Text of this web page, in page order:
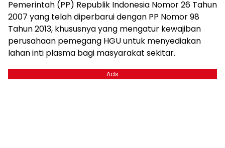
Pemerintah (PP) Republik Indonesia Nomor 26 Tahun
2007 yang telah diperbarui dengan PP Nomor 98
Tahun 2013, khususnya yang mengatur kewajiban
perusahaan pemegang HGU untuk menyediakan
lahan inti plasma bagi masyarakat sekitar.
Ads